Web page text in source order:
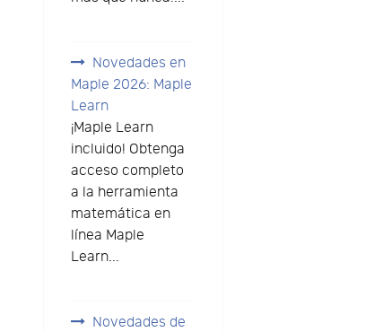
Novedades en
Maple 2026: Maple
Learn
¡Maple Learn
incluido! Obtenga
acceso completo
a la herramienta
matemática en
línea Maple
Learn...
Novedades de